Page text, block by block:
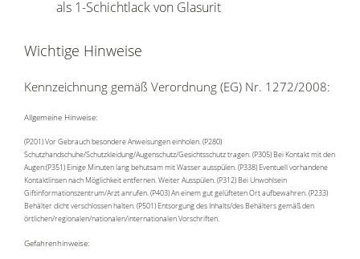
als 1-Schichtlack von Glasurit
Wichtige Hinweise
Kennzeichnung gemäß Verordnung (EG) Nr. 1272/2008:
Allgemeine Hinweise:
(P201) Vor Gebrauch besondere Anweisungen einholen. (P280)
Schutzhandschuhe/Schutzkleidung/Augenschutz/Gesichtsschutz tragen. (P305) Bei Kontakt mit den
Augen:(P351) Einige Minuten lang behutsam mit Wasser ausspülen. (P338) Eventuell vorhandene
Kontaktlinsen nach Möglichkeit entfernen. Weiter Ausspülen. (P312) Bei Unwohlsein
Giftinformationszentrum/Arzt anrufen. (P403) An einem gut gelüfteten Ort aufbewahren. (P233)
Behälter dicht verschlossen halten. (P501) Entsorgung des Inhalts/des Behälters gemäß den
örtlichen/regionalen/nationalen/internationalen Vorschriften.
Gefahrenhinweise: